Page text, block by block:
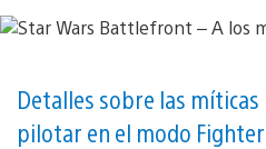
Detalles sobre las míticas
pilotar en el modo